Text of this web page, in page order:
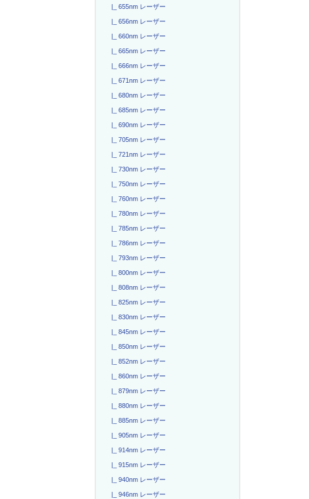
|_ 655nm レーザー
|_ 656nm レーザー
|_ 660nm レーザー
|_ 665nm レーザー
|_ 666nm レーザー
|_ 671nm レーザー
|_ 680nm レーザー
|_ 685nm レーザー
|_ 690nm レーザー
|_ 705nm レーザー
|_ 721nm レーザー
|_ 730nm レーザー
|_ 750nm レーザー
|_ 760nm レーザー
|_ 780nm レーザー
|_ 785nm レーザー
|_ 786nm レーザー
|_ 793nm レーザー
|_ 800nm レーザー
|_ 808nm レーザー
|_ 825nm レーザー
|_ 830nm レーザー
|_ 845nm レーザー
|_ 850nm レーザー
|_ 852nm レーザー
|_ 860nm レーザー
|_ 879nm レーザー
|_ 880nm レーザー
|_ 885nm レーザー
|_ 905nm レーザー
|_ 914nm レーザー
|_ 915nm レーザー
|_ 940nm レーザー
|_ 946nm レーザー